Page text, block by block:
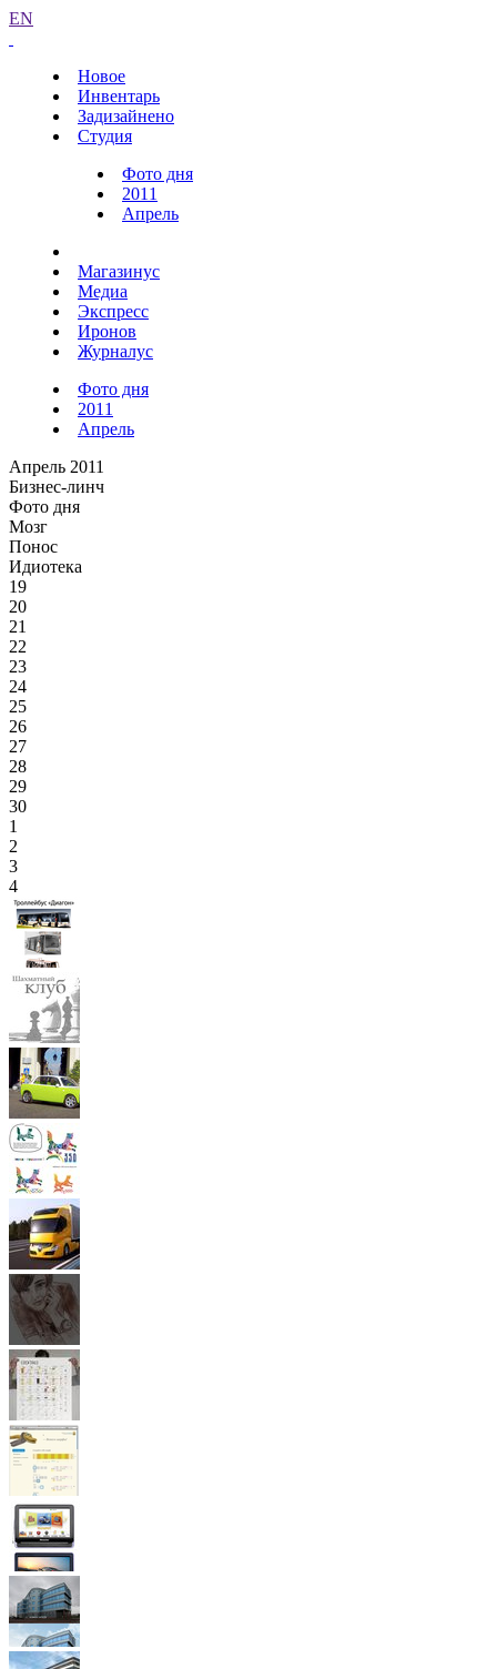
EN
Новое
Инвентарь
Задизайнено
Студия
Фото дня
2011
Апрель
Магазинус
Медиа
Экспресс
Иронов
Журналус
Фото дня
2011
Апрель
Апрель 2011
Бизнес-линч
Фото дня
Мозг
Понос
Идиотека
19
20
21
22
23
24
25
26
27
28
29
30
1
2
3
4